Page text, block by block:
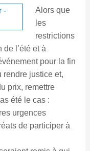
Alors que
les
restrictions
l’été et à
pour la fin
rendre justice et,
prix, remettre
été le cas :
urgences
de participer à